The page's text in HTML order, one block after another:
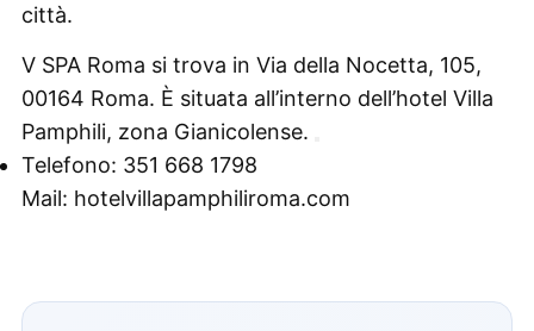
città.
V SPA Roma si trova in Via della Nocetta, 105,
00164 Roma. È situata all’interno dell’hotel Villa
Pamphili, zona Gianicolense.
Telefono: 351 668 1798
Mail: hotelvillapamphiliroma.com